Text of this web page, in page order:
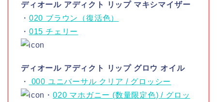
ディオール アディクト リップ マキシマイザー
・ 020 ブラウン（復活色）
・ 015 チェリー
ディオール アディクト リップ グロウ オイル
・
000 ユニバーサル クリア / グロッシー
・020 マホガニー (数量限定色) / グロッ